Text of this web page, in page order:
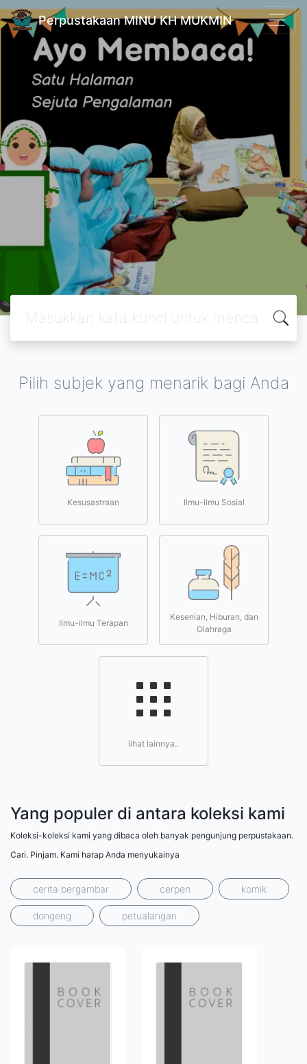
Perpustakaan MINU KH MUKMIN
Pilih subjek yang menarik bagi Anda
Kesusastraan Ilmu-ilmu Sosial
Ilmu-ilmu Terapan
Kesenian, Hiburan, dan
Olahraga
lihat lainnya..
Yang populer di antara koleksi kami
Koleksi-koleksi kami yang dibaca oleh banyak pengunjung perpustakaan.
Cari. Pinjam. Kami harap Anda menyukainya
cerita bergambar cerpen komik
dongeng petualangan